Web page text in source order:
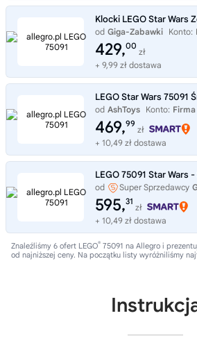
od Giga-Zabawki Konto:
429,00
zł
+ 9,99 zł dostawa
LEGO Star Wars 75091
od AshToys Konto: Firma
469,99
zł
+ 10,49 zł dostawa
od Super Sprzedawcy
595,31
zł
+ 10,49 zł dostawa
Znaleźliśmy 6 ofert LEGO® 75091 na Allegro i
od najniższej ceny. Na początku listy wyróżniliśmy